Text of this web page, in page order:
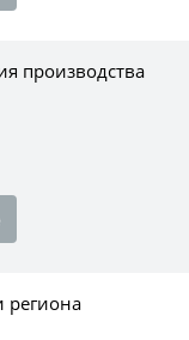
производства
региона